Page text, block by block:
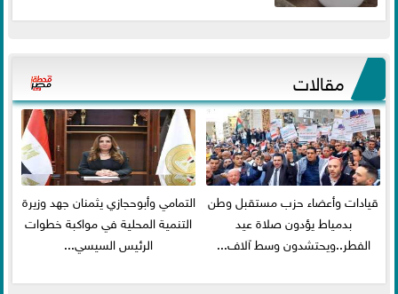
مقالات
قيادات وأعضاء حزب مستقبل وطن
بدمياط يؤدون صلاة عيد
الفطر..ويحتشدون وسط آلاف...
التمامي وأبوحجازي يثمنان جهد وزيرة
التنمية المحلية في مواكبة خطوات
الرئيس السيسي...